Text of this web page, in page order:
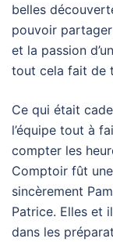
belles
pouvoir
et la passion
tout cela fait de
Ce qui était
l’équipe tout à
compter les
Comptoir fût
sincèrement
Patrice. Elles et
dans les